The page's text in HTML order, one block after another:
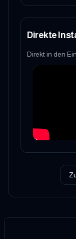
Direkte
Direkt in den